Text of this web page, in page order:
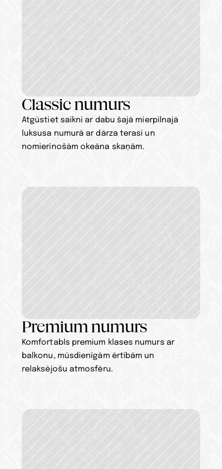
Classic numurs
Atgūstiet saikni ar dabu šajā mierpilnajā
luksusa numurā ar dārza terasi un
nomierinošām okeāna skaņām.
Premium numurs
Komfortabls premium klases numurs ar
balkonu, mūsdienīgām ērtībām un
relaksējošu atmosfēru.